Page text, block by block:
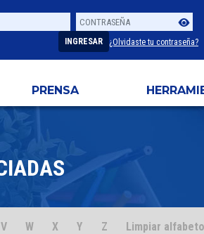
INGRESAR ¿Olvidaste tu contraseña?
PRENSA
V W X Y Z Limpiar alfabeto